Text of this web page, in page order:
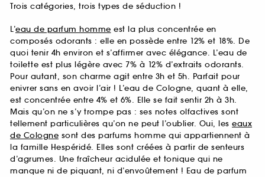
Trois catégories, trois types de séduction !
L’eau de parfum homme est la plus concentrée en
composés odorants : elle en possède entre 12% et 18%. De
quoi tenir 4h environ et s’affirmer avec élégance. L’eau de
toilette est plus légère avec 7% à 12% d’extraits odorants.
Pour autant, son charme agit entre 3h et 5h. Parfait pour
enivrer sans en avoir l’air ! L’eau de Cologne, quant à elle,
est concentrée entre 4% et 6%. Elle se fait sentir 2h à 3h.
Mais qu’on ne s’y trompe pas : ses notes olfactives sont
tellement particulières qu’on ne peut l’oublier. Oui, les eaux
de Cologne sont des parfums homme qui appartiennent à
la famille Hespéridé. Elles sont créées à partir de senteurs
d’agrumes. Une fraîcheur acidulée et tonique qui ne
manque ni de piquant, ni d’envoûtement ! Eau de parfum